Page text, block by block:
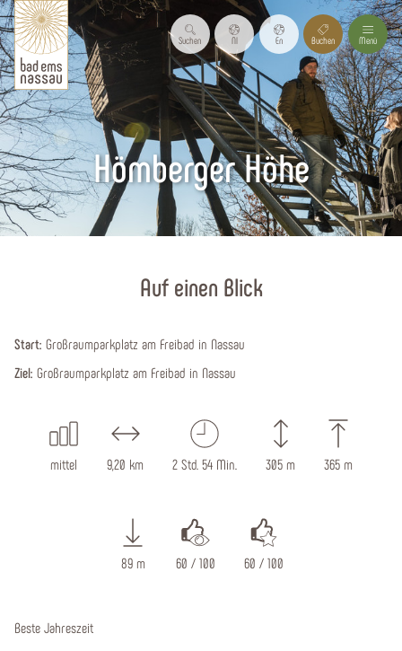
Suchen Nl En Buchen Menü
Hömberger Höhe
Auf einen Blick
Start: Großraumparkplatz am Freibad in Nassau
Ziel: Großraumparkplatz am Freibad in Nassau
mittel 9,20 km 2 Std. 54 Min. 305 m 365 m
89 m 60 / 100 60 / 100
Beste Jahreszeit